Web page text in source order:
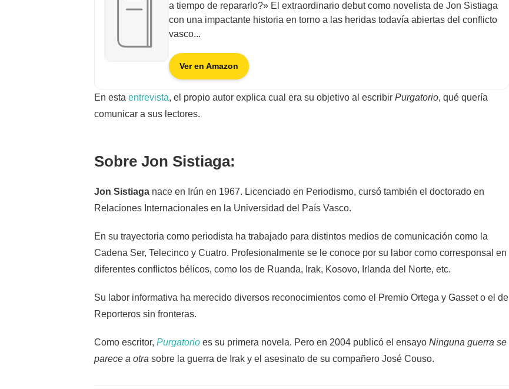
a tiempo de repararlo?» El extraordinario debut como novelista de Jon Sistiaga
con una impactante historia en torno a las heridas todavía abiertas del conflicto
vasco...
Ver en Amazon
En esta entrevista, el propio autor explica cual era su objetivo al escribir Purgatorio, qué quería
comunicar a sus lectores.
Sobre Jon Sistiaga:
Jon Sistiaga nace en Irún en 1967. Licenciado en Periodismo, cursó también el doctorado en
Relaciones Internacionales en la Universidad del País Vasco.
En su trayectoria como periodista ha trabajado para distintos medios de comunicación como la
Cadena Ser, Telecinco y Cuatro. Profesionalmente se le conoce por su labor como corresponsal en
diferentes conflictos bélicos, como los de Ruanda, Irak, Kosovo, Irlanda del Norte, etc.
Su labor informativa ha merecido diversos reconocimientos como el Premio Ortega y Gasset o el de
Reporteros sin fronteras.
Como escritor, Purgatorio es su primera novela. Pero en 2004 publicó el ensayo Ninguna guerra se
parece a otra sobre la guerra de Irak y el asesinato de su compañero José Couso.